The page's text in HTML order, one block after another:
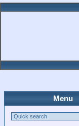
Menu